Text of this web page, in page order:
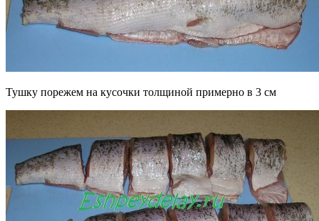
Тушку порежем на кусочки толщиной примерно в 3 см